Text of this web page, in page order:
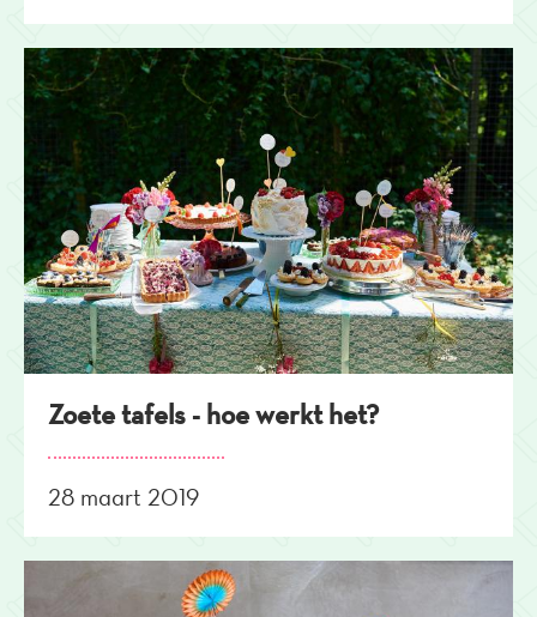
Zoete tafels - hoe werkt het?
28 maart 2019